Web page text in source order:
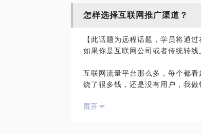
怎样选择互联网推广渠道？
【此话题为远程话题，学员将通
如果你是互联网公司或者传统转
互联网流量平台那么多，每个都看
烧了很多钱，还是没有用户，我做
买了一个硬广，没做好承接，钱又
展开